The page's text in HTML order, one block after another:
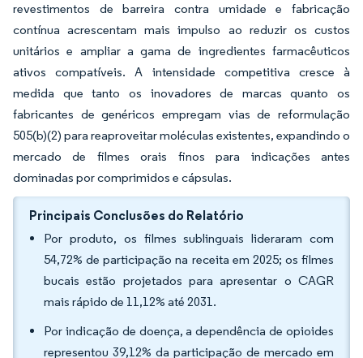
revestimentos de barreira contra umidade e fabricação
contínua acrescentam mais impulso ao reduzir os custos
unitários e ampliar a gama de ingredientes farmacêuticos
ativos compatíveis. A intensidade competitiva cresce à
medida que tanto os inovadores de marcas quanto os
fabricantes de genéricos empregam vias de reformulação
505(b)(2) para reaproveitar moléculas existentes, expandindo o
mercado de filmes orais finos para indicações antes
dominadas por comprimidos e cápsulas.
Principais Conclusões do Relatório
Por produto, os filmes sublinguais lideraram com
54,72% de participação na receita em 2025; os filmes
bucais estão projetados para apresentar o CAGR
mais rápido de 11,12% até 2031.
Por indicação de doença, a dependência de opioides
representou 39,12% da participação de mercado em